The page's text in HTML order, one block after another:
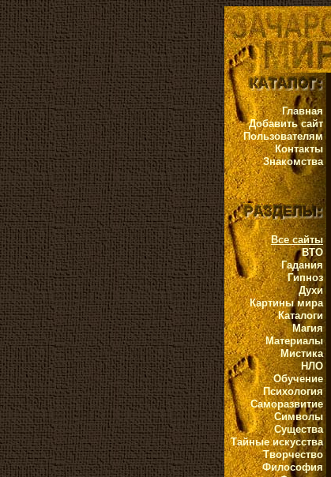
Главная
Добавить сайт
Пользователям
Контакты
Знакомства
Все сайты
ВТО
Гадания
Гипноз
Духи
Картины мира
Каталоги
Магия
Материалы
Мистика
НЛО
Обучение
Психология
Саморазвитие
Символы
Существа
Тайные искусства
Творчество
Философия